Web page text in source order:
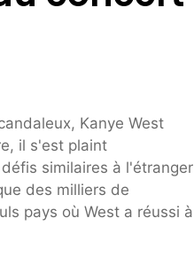
Kanye West
il s'est plaint
similaires à l'étranger
des milliers de
pays où West a réussi à